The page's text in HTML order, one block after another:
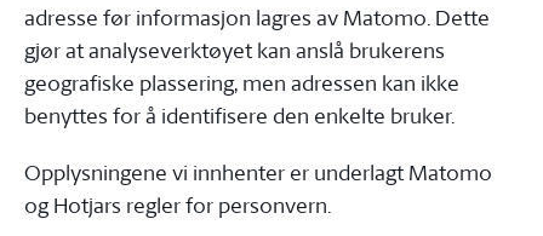
adresse før informasjon lagres av Matomo. Dette
gjør at analyseverktøyet kan anslå brukerens
geografiske plassering, men adressen kan ikke
benyttes for å identifisere den enkelte bruker.
Opplysningene vi innhenter er underlagt Matomo
og Hotjars regler for personvern.